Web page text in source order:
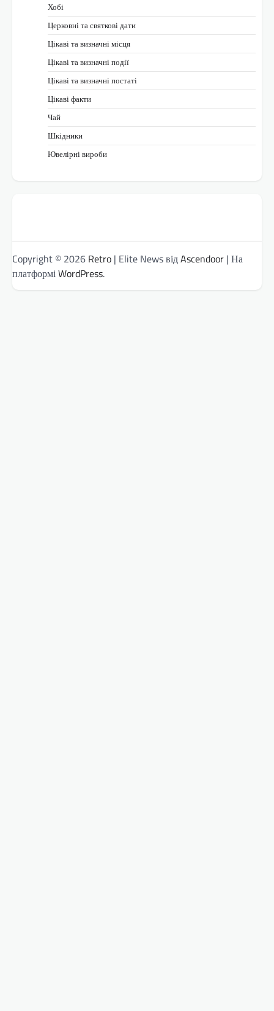
Хобі
Церковні та святкові дати
Цікаві та визначні місця
Цікаві та визначні події
Цікаві та визначні постаті
Цікаві факти
Чай
Шкідники
Ювелірні вироби
Copyright © 2026 Retro | Elite News відAscendoor | На
платформіWordPress.